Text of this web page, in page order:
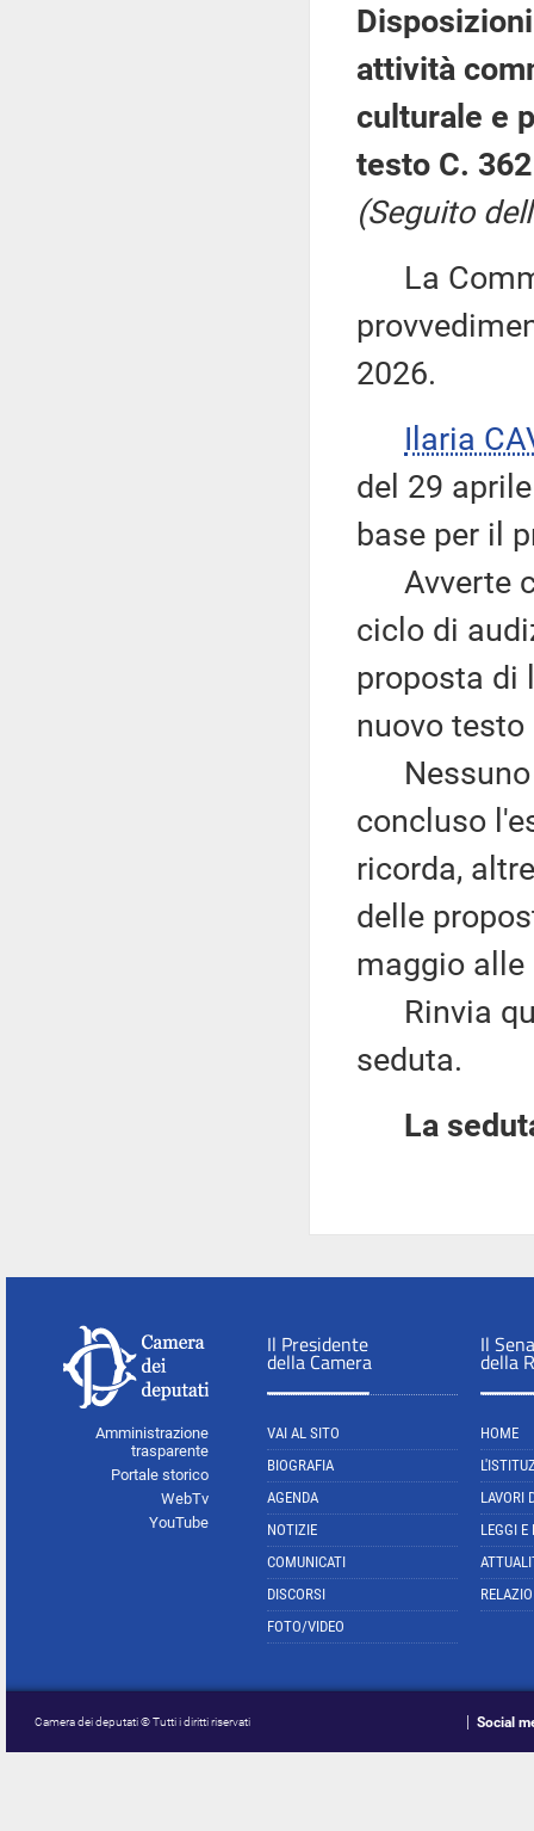
attività
culturale e
testo C.
(Seguito
La
2026.
Ilaria
del 29
base per il
Avverte
ciclo di
proposta di
nuovo testo
Nessuno
concluso
ricorda,
delle
maggio alle
Rinvia
seduta.
La
Amministrazione
trasparente
Portale storico
WebTv
YouTube
Il Presidente
della Camera
VAI AL SITO
BIOGRAFIA
AGENDA
NOTIZIE
COMUNICATI
DISCORSI
FOTO/VIDEO
Il
della
HOME
LAVORI
LEGGI E
Camera dei deputati © Tutti i diritti riservati Social